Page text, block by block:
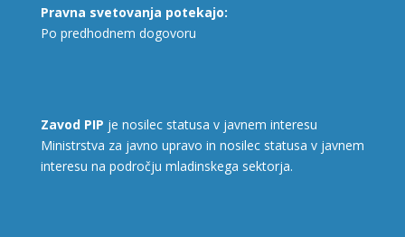
Pravna svetovanja potekajo:
Po predhodnem dogovoru
Zavod PIP je nosilec statusa v javnem interesu
Ministrstva za javno upravo in nosilec statusa v javnem
interesu na področju mladinskega sektorja.